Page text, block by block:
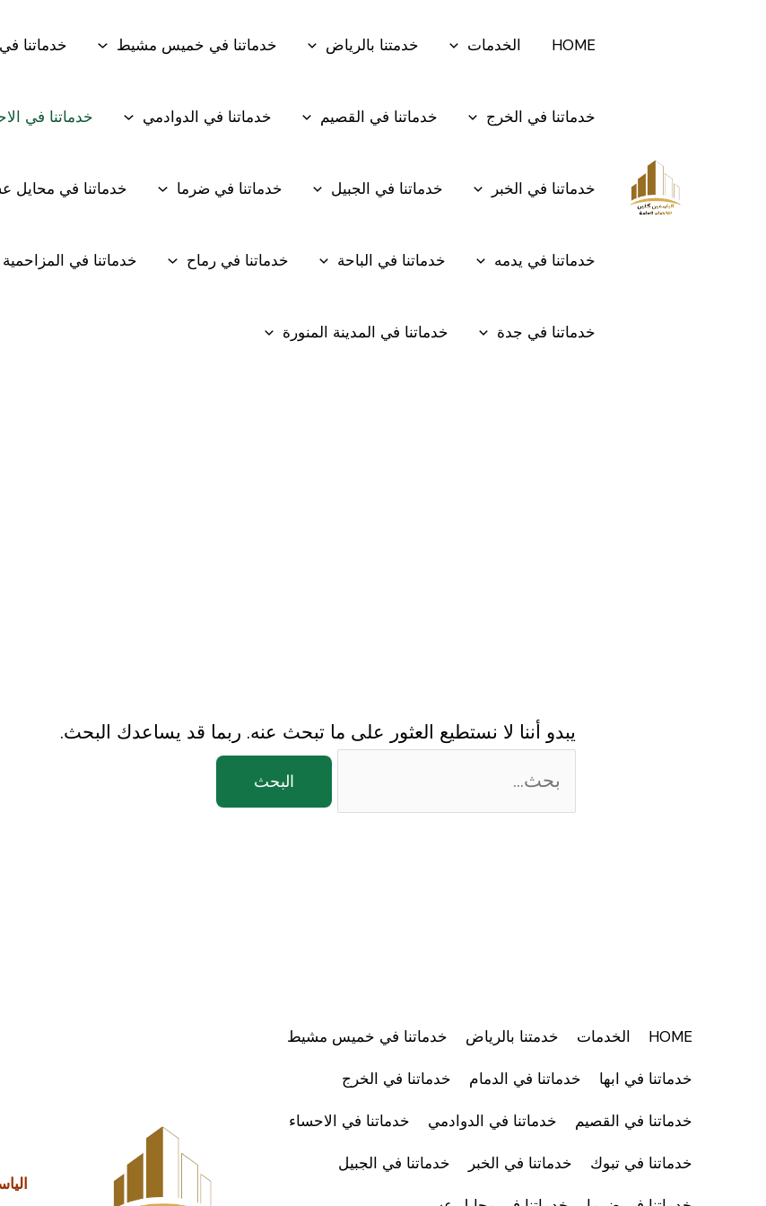
HOME الخدمات خدمتنا بالرياض خدماتنا في خميس مشيط خدماتنا في
خدماتنا في الخرج خدماتنا في القصيم خدماتنا في الدوادمي خدماتنا في
خدماتنا في الخبر خدماتنا في الجبيل خدماتنا في ضرما خدماتنا في محايل
خدماتنا في يدمه خدماتنا في الباحة خدماتنا في رماح خدماتنا في المزاحمية
خدماتنا في جدة خدماتنا في المدينة المنورة
يبدو أننا لا نستطيع العثور على ما تبحث عنه. ربما قد يساعدك البحث.
for:
HOME الخدمات خدمتنا بالرياض خدماتنا في خميس مشيط
خدماتنا في ابها خدماتنا في الدمام خدماتنا في الخرج
خدماتنا في القصيم خدماتنا في الدوادمي خدماتنا في الاحساء
خدماتنا في تبوك خدماتنا في الخبر خدماتنا في الجبيل